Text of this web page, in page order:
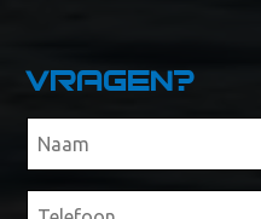
Vragen?